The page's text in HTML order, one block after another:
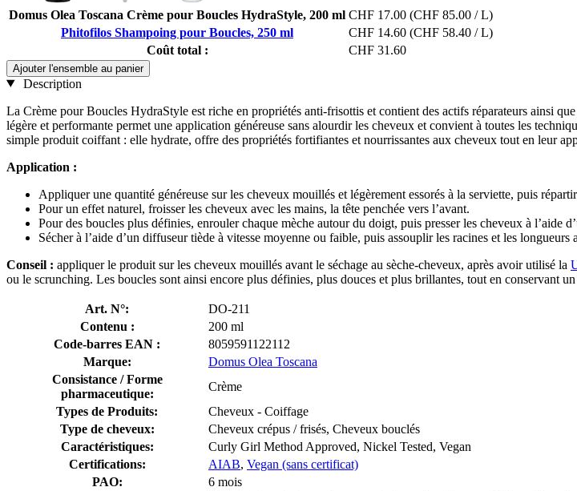
Domus Olea Toscana Crème pour Boucles HydraStyle, 200 ml CHF 17.00 (CHF 85.00 / L)
Phitofilos Shampoing pour Boucles, 250 ml
CHF 14.60 (CHF 58.40 / L)
Coût total :
CHF 31.60
Ajouter l'ensemble au panier
Description
La Crème pour Boucles HydraStyle est riche en propriétés anti-frisottis et contient des actifs réparateurs ainsi
légère et performante permet une application généreuse sans alourdir les cheveux et convient à toutes les
simple produit coiffant : elle hydrate, offre des propriétés fortifiantes et nourrissantes aux cheveux tout en leur
Application :
Appliquer une quantité généreuse sur les cheveux mouillés et légèrement essorés à la serviette, puis
Pour un effet naturel, froisser les cheveux avec les mains, la tête penchée vers l’avant.
Pour des boucles plus définies, enrouler chaque mèche autour du doigt, puis presser les cheveux à l’aide
Sécher à l’aide d’un diffuseur tiède à vitesse moyenne ou faible, puis assouplir les racines et les
Conseil : appliquer le produit sur les cheveux mouillés avant le séchage au sèche-cheveux, après avoir utilisé la
ou le scrunching. Les boucles sont ainsi encore plus définies, plus douces et plus brillantes, tout en conservant
Art. N°:
DO-211
Contenu :
200 ml
Code-barres EAN :
8059591122112
Marque:
Domus Olea Toscana
Consistance / Forme
pharmaceutique:
Crème
Types de Produits:
Cheveux - Coiffage
Type de cheveux:
Cheveux crépus / frisés, Cheveux bouclés
Caractéristiques:
Curly Girl Method Approved, Nickel Tested, Vegan
Certifications:
AIAB, Vegan (sans certificat)
PAO:
6 mois